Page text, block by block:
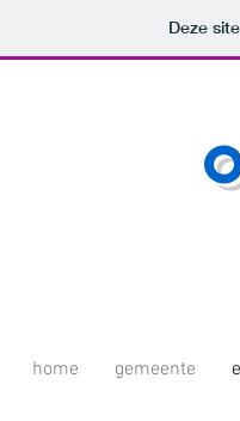
Deze
home gemeente